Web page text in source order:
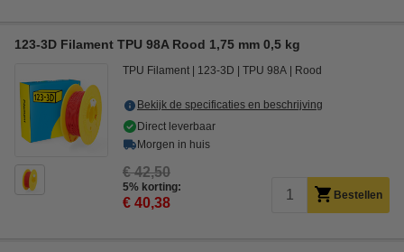
123-3D Filament TPU 98A Rood 1,75 mm 0,5 kg
TPU Filament 123-3D TPU 98A Rood
Bekijk de specificaties en beschrijving
Direct leverbaar
Morgen in huis
€ 42,50
5% korting:
€ 40,38 Bestellen